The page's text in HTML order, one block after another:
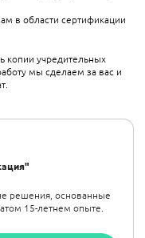
решения, основанные
15-летнем опыте.
в области сертификации
копии учредительных
мы сделаем за вас и